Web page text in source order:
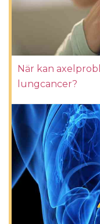
När kan
lungcancer?